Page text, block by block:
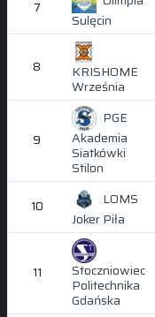
7
Sulęcin
8 KRISHOME
Września
9
PGE
Akademia
Siatkówki
Stilon
10
LOMS
Joker Piła
11 Stoczniowiec
Politechnika
Gdańska